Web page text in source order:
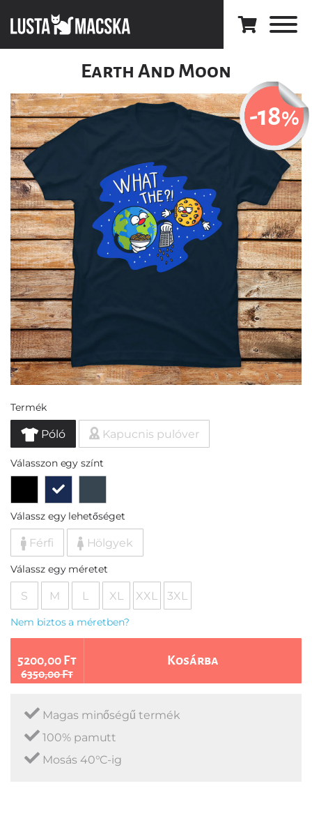
Earth And Moon
-18%
Termék
Póló Kapucnis pulóver
Válasszon egy színt
Válassz egy lehetőséget
Férfi Hölgyek
Válassz egy méretet
S M L XL XXL 3XL
Nem biztos a méretben?
5200,00 Ft
6350,00 Ft
Kosárba
Magas minőségű termék
100% pamutt
Mosás 40°C-ig